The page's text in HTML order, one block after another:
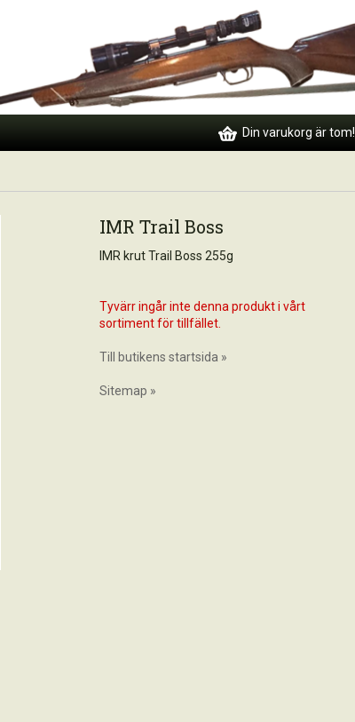
Din varukorg är tom!
IMR Trail Boss
IMR krut Trail Boss 255g
Tyvärr ingår inte denna produkt i vårt
sortiment för tillfället.
Till butikens startsida »
Sitemap »